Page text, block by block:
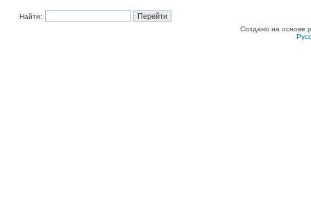
Найти:
Создано на основе